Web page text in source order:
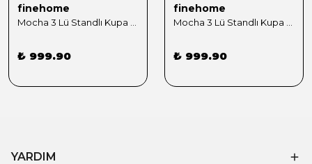
finehome
₺ 999.90
finehome
₺ 999.90
YARDIM